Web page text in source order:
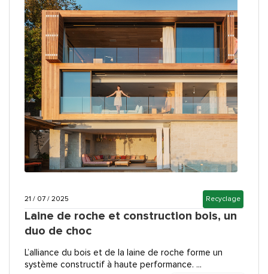
21 / 07 / 2025 Recyclage
Laine de roche et construction bois, un
duo de choc
L’alliance du bois et de la laine de roche forme un
système constructif à haute performance. ...